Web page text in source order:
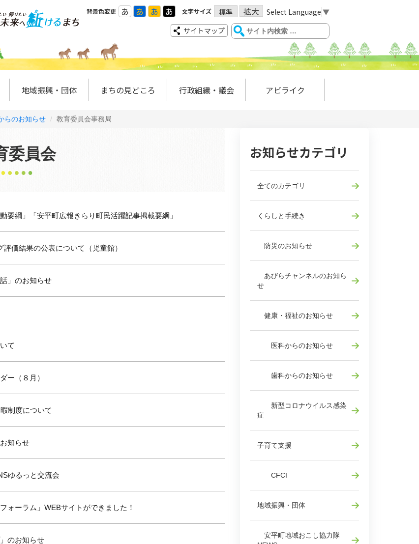
背景色変更 あ あ あ あ 文字サイズ 標準 拡大 Select Language ▼
サイトマップ
地域振興・団体 まちの見どころ 行政組織・議会 アビライク
らのお知らせ 教育委員会事務局
委員会
要綱」「安平町広報きらり町民活躍記事掲載要綱」
価結果の公表について（児童館）
」のお知らせ
て
ー（８月）
制度について
知らせ
ゆるっと交流会
ォーラム」WEBサイトができました！
のお知らせ
お知らせカテゴリ
全てのカテゴリ
くらしと手続き
防災のお知らせ
あびらチャンネルのお知ら
せ
健康・福祉のお知らせ
医科からのお知らせ
歯科からのお知らせ
新型コロナウイルス感染
症
子育て支援
CFCI
地域振興・団体
安平町地域おこし協力隊